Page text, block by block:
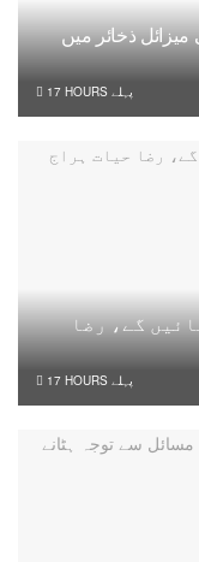
میزائل ذخائر میں
17 HOURS پہلے
گے، رضا
17 HOURS پہلے